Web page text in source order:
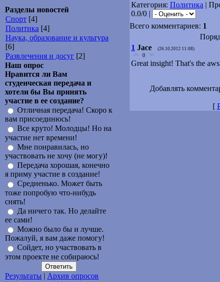
Разделы новостей
Спорт [4]
Политика [4]
Наука, образование и культура
[6]
Развлечения и досуг [2]
Наш опрос
Нравится ли Вам
студенческая передача и
хотели бы Вы принять
участие в ее создание?
Отличная передача! Скоро к
вам присоединюсь!
Все круто! Молодцы! Но на
участие нет времени!
Мне понравилась, но
участвовать не хочу (не могу)!
Передача хорошая, конечно
я приму участие в создание!
Средненько. Может быть
тоже попробую что-нибудь
снять!
Да ничего так. Но делайте
ее сами!
Можно было бы и лучше.
Пожалуй, я вам даже помогу!
Сойдет, но участвовать в
этом проекте не собираюсь!
Результаты | Архив опросов
Категория: Политика |
0.0/0 |
Всего комментариев: 1
1 Jace (26.10.2012 11:08)
0
Great insight! That's the
Добавлять
[